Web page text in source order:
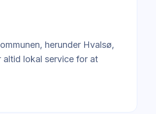
herunder Hvalsø,
altid lokal service for at